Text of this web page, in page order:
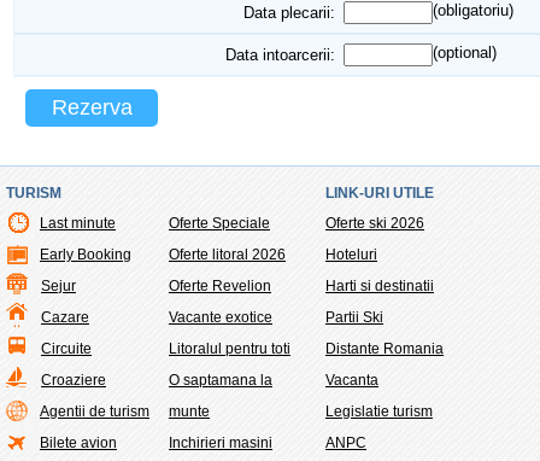
Data plecarii: (obligatoriu)
Data intoarcerii: (optional)
Rezerva
TURISM
Last minute
Early Booking
Sejur
Cazare
Circuite
Croaziere
Agentii de turism
Bilete avion
Oferte Speciale
Oferte litoral 2026
Oferte Revelion
Vacante exotice
Litoralul pentru toti
O saptamana la
munte
Inchirieri masini
LINK-URI UTILE
Oferte ski 2026
Hoteluri
Harti si destinatii
Partii Ski
Distante Romania
Vacanta
Legislatie turism
ANPC